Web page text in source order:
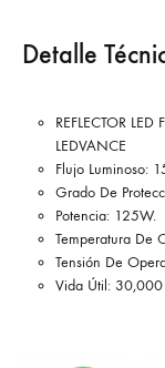
Detalle
REFLECTOR
LEDVANCE
Flujo Luminoso:
Grado De
Potencia: 125W.
Temperatura De
Tensión De
Vida Útil: 30,000